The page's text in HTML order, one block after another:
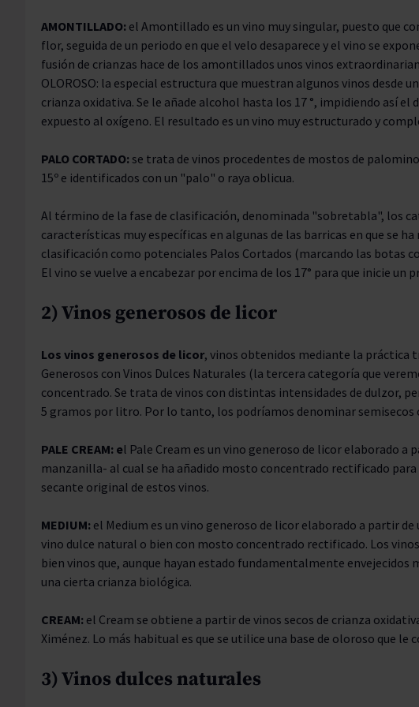
AMONTILLADO: el Amontillado es un vino muy singular, puesto que
flor, seguida de un periodo en que el velo desaparece y el vino se
fusión de crianzas hace de los amontillados unos vinos
OLOROSO: la especial estructura que muestran algunos vinos desde
crianza oxidativa. Se le añade alcohol hasta los 17 °, impidiendo así
expuesto al oxígeno. El resultado es un vino muy estructurado y
PALO CORTADO: se trata de vinos procedentes de mostos de
15º e identificados con un "palo" o raya oblicua.
Al término de la fase de clasificación, denominada "sobretabla", los
características muy específicas en algunas de las barricas en que se
clasificación como potenciales Palos Cortados (marcando las botas
El vino se vuelve a encabezar por encima de los 17° para que inicie un
2) Vinos generosos de licor
Los vinos generosos de licor, vinos obtenidos mediante la práctica
Generosos con Vinos Dulces Naturales (la tercera categoría que
concentrado. Se trata de vinos con distintas intensidades de dulzor,
5 gramos por litro. Por lo tanto, los podríamos denominar semisecos
PALE CREAM: el Pale Cream es un vino generoso de licor elaborado
manzanilla- al cual se ha añadido mosto concentrado rectificado
secante original de estos vinos.
MEDIUM: el Medium es un vino generoso de licor elaborado a partir
vino dulce natural o bien con mosto concentrado rectificado. Los
bien vinos que, aunque hayan estado fundamentalmente
una cierta crianza biológica.
CREAM: el Cream se obtiene a partir de vinos secos de crianza
Ximénez. Lo más habitual es que se utilice una base de oloroso que
3) Vinos dulces naturales